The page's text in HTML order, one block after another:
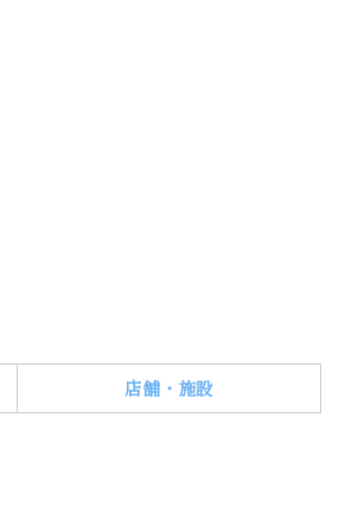
店舗・施設